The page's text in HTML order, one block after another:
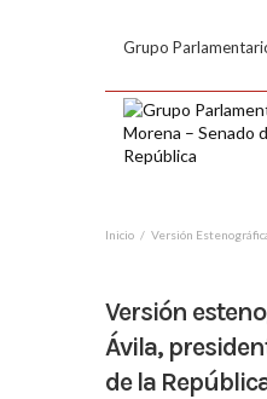
Grupo
Inicio Versión
Versión
Ávila,
de la